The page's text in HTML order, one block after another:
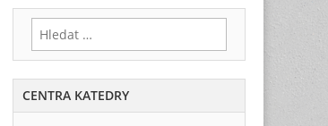
Vyhledávání
CENTRA KATEDRY